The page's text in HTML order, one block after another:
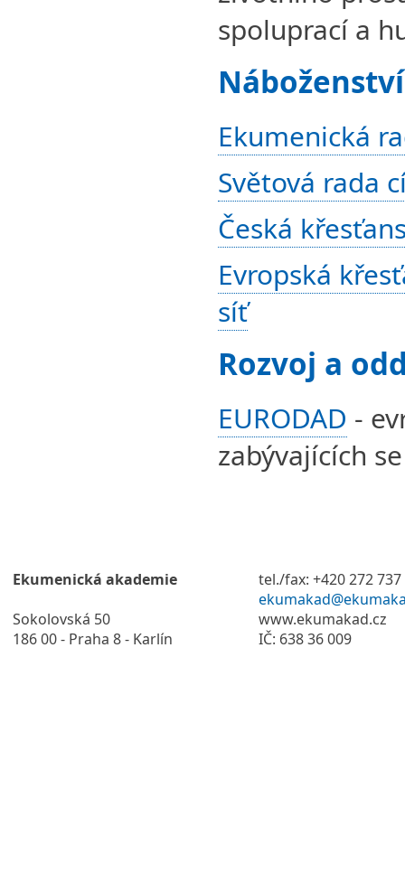
spoluprací a
Ekumenická
Světová rada
Česká
Evropská
síť
Rozvoj a
EURODAD -
zabývajících
Ekumenická akademie
Sokolovská 50
186 00 - Praha 8 - Karlín
tel./fax: +420 272 737
www.ekumakad.cz
IČ: 638 36 009